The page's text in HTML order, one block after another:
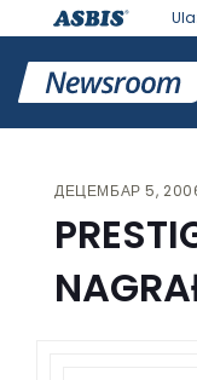
ДЕЦЕМБАР 5,